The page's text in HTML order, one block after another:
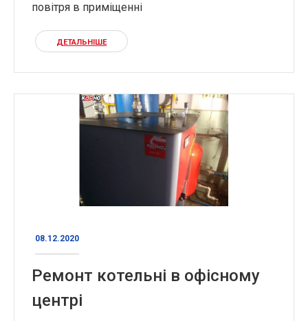
повітря в приміщенні
ДЕТАЛЬНІШЕ
08.12.2020
Ремонт котельні в офісному
центрі